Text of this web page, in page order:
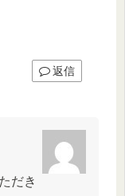
返信
だき